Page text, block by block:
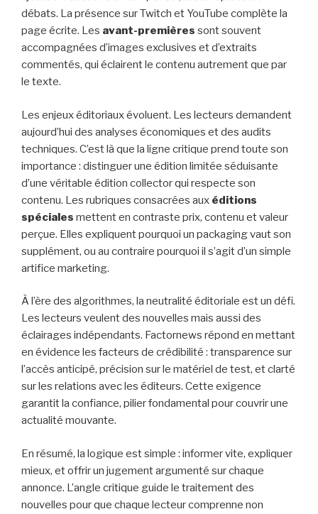
débats. La présence sur Twitch et YouTube complète la
page écrite. Les avant-premières sont souvent
accompagnées d’images exclusives et d’extraits
commentés, qui éclairent le contenu autrement que par
le texte.
Les enjeux éditoriaux évoluent. Les lecteurs demandent
aujourd’hui des analyses économiques et des audits
techniques. C’est là que la ligne critique prend toute son
importance : distinguer une édition limitée séduisante
d’une véritable édition collector qui respecte son
contenu. Les rubriques consacrées aux éditions
spéciales mettent en contraste prix, contenu et valeur
perçue. Elles expliquent pourquoi un packaging vaut son
supplément, ou au contraire pourquoi il s’agit d’un simple
artifice marketing.
À l’ère des algorithmes, la neutralité éditoriale est un défi.
Les lecteurs veulent des nouvelles mais aussi des
éclairages indépendants. Factornews répond en mettant
en évidence les facteurs de crédibilité : transparence sur
l’accès anticipé, précision sur le matériel de test, et clarté
sur les relations avec les éditeurs. Cette exigence
garantit la confiance, pilier fondamental pour couvrir une
actualité mouvante.
En résumé, la logique est simple : informer vite, expliquer
mieux, et offrir un jugement argumenté sur chaque
annonce. L’angle critique guide le traitement des
nouvelles pour que chaque lecteur comprenne non